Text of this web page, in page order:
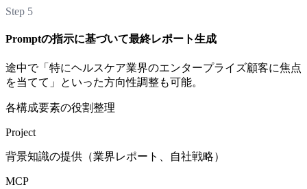
Step 5
Promptの指示に基づいて最終レポート生成
途中で「特にヘルスケア業界のエンタープライズ顧客に焦点
を当てて」といった方向性調整も可能。
各構成要素の役割整理
Project
背景知識の提供（業界レポート、自社戦略）
MCP